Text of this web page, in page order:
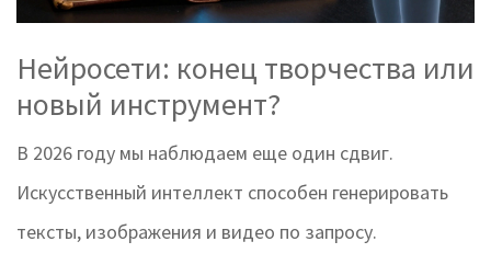
Нейросети: конец творчества или
новый инструмент?
В 2026 году мы наблюдаем еще один сдвиг.
Искусственный интеллект способен генерировать
тексты, изображения и видео по запросу.